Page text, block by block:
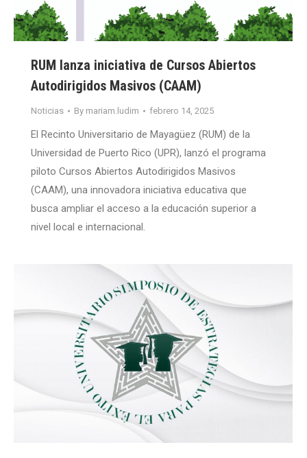
RUM lanza iniciativa de Cursos Abiertos
Autodirigidos Masivos (CAAM)
Noticias By mariam.ludim febrero 14, 2025
El Recinto Universitario de Mayagüez (RUM) de la
Universidad de Puerto Rico (UPR), lanzó el programa
piloto Cursos Abiertos Autodirigidos Masivos
(CAAM), una innovadora iniciativa educativa que
busca ampliar el acceso a la educación superior a
nivel local e internacional.